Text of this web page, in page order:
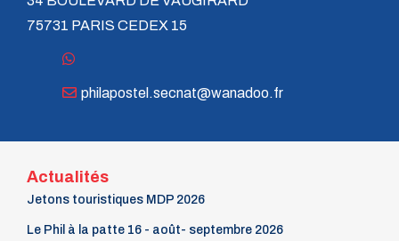
75731 PARIS CEDEX 15
philapostel.secnat@wanadoo.fr
Actualités
Jetons touristiques MDP 2026
Le Phil à la patte 16 - août- septembre 2026